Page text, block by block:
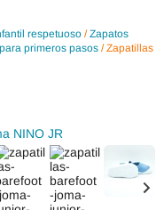
respetuoso /Zapatos
primeros pasos / Zapatillas